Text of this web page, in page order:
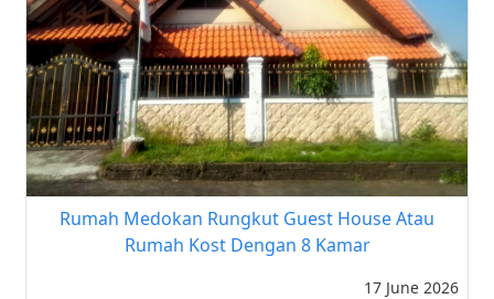
Rumah Medokan Rungkut Guest House Atau
Rumah Kost Dengan 8 Kamar
17 June 2026